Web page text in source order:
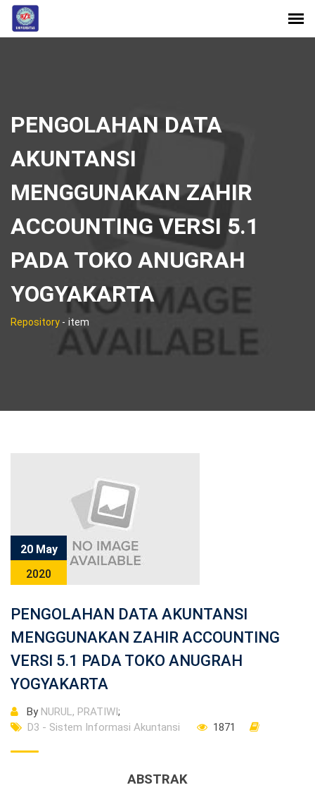
PENGOLAHAN DATA
AKUNTANSI
MENGGUNAKAN ZAHIR
ACCOUNTING VERSI 5.1
PADA TOKO ANUGRAH
YOGYAKARTA
Repository - item
20 May
2020
PENGOLAHAN DATA AKUNTANSI
MENGGUNAKAN ZAHIR ACCOUNTING
VERSI 5.1 PADA TOKO ANUGRAH
YOGYAKARTA
By NURUL, PRATIWI;
D3 - Sistem Informasi Akuntansi
1871
ABSTRAK